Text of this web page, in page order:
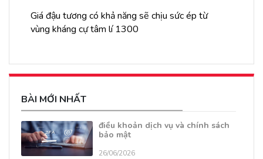
Giá đậu tương có khả năng sẽ chịu sức ép từ
vùng kháng cự tâm lí 1300
BÀI MỚI NHẤT
điều khoản dịch vụ và chính sách
bảo mật
26/06/2026